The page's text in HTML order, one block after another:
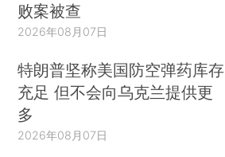
败案被查
2026年08月07日
特朗普坚称美国防空弹药库存
充足 但不会向乌克兰提供更
多
2026年08月07日